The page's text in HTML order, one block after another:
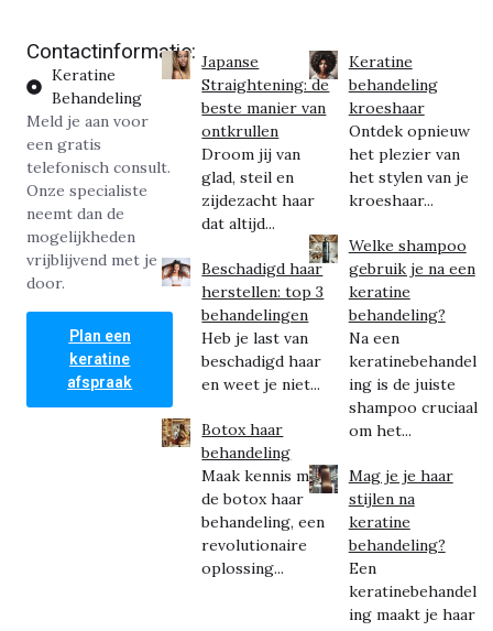
Contactinformatie:
Keratine
Behandeling
Meld je aan voor
een gratis
telefonisch consult.
Onze specialiste
neemt dan de
mogelijkheden
vrijblijvend met je
door.
Plan een
keratine
afspraak
Japanse
Straightening: de
beste manier van
ontkrullen
Droom jij van
glad, steil en
zijdezacht haar
dat altijd...
Beschadigd haar
herstellen: top 3
behandelingen
Heb je last van
beschadigd haar
en weet je niet...
Botox haar
behandeling
Maak kennis met
de botox haar
behandeling, een
revolutionaire
oplossing...
Keratine
behandeling
kroeshaar
Ontdek opnieuw
het plezier van
het stylen van je
kroeshaar...
Welke shampoo
gebruik je na een
keratine
behandeling?
Na een
keratinebehandel
ing is de juiste
shampoo cruciaal
om het...
Mag je je haar
stijlen na
keratine
behandeling?
Een
keratinebehandel
ing maakt je haar